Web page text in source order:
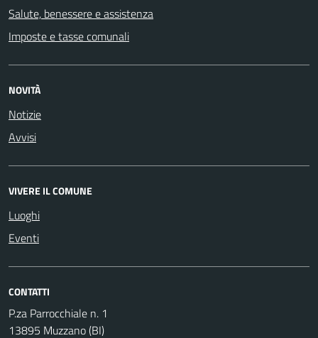
Salute, benessere e assistenza
Imposte e tasse comunali
NOVITÀ
Notizie
Avvisi
VIVERE IL COMUNE
Luoghi
Eventi
CONTATTI
P.za Parrocchiale n. 1
13895 Muzzano (BI)